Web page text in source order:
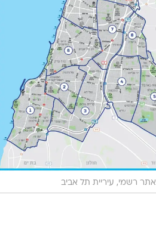
אתר רשמי, עיריית תל אביב